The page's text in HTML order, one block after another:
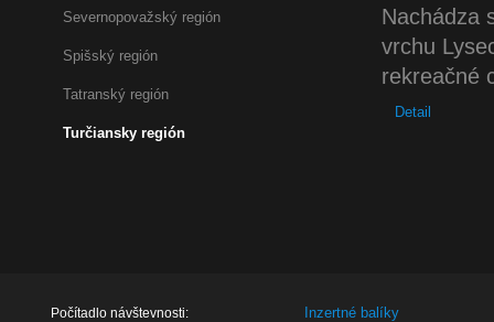
Severnopovažský región
Spišský región
Tatranský región
Turčiansky región
Nachádza
vrchu
rekreačné
Detail
Počítadlo návštevnosti:
Inzertné balíky